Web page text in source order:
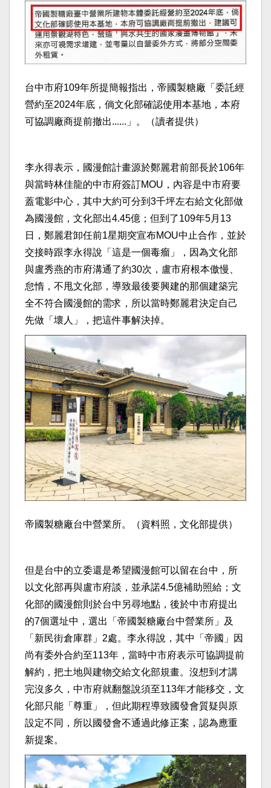
台中市府109年所提簡報指出，帝國製糖廠「委託經
營約至2024年底，倘文化部確認使用本基地，本府
可協調廠商提前撤出......」。（讀者提供）
李永得表示，國漫館計畫源於鄭麗君前部長於106年
與當時林佳龍的中市府簽訂MOU，內容是中市府要
蓋電影中心，其中大約可分到3千坪左右給文化部做
為國漫館，文化部出4.45億；但到了109年5月13
日，鄭麗君卸任前1星期突宣布MOU中止合作，並於
交接時跟李永得說「這是一個毒瘤」，因為文化部
與盧秀燕的市府溝通了約30次，盧市府根本傲慢、
怠惰，不甩文化部，導致最後要興建的那個建築完
全不符合國漫館的需求，所以當時鄭麗君決定自己
先做「壞人」，把這件事解決掉。
帝國製糖廠台中營業所。（資料照，文化部提供）
但是台中的立委還是希望國漫館可以留在台中，所
以文化部再與盧市府談，並承諾4.5億補助照給；文
化部的國漫館則於台中另尋地點，後於中市府提出
的7個選址中，選出「帝國製糖廠台中營業所」及
「新民街倉庫群」2處。李永得說，其中「帝國」因
尚有委外合約至113年，當時中市府表示可協調提前
解約，把土地與建物交給文化部規畫。沒想到才講
完沒多久，中市府就翻盤說須至113年才能移交，文
化部只能「尊重」，但此期程導致國發會質疑與原
設定不同，所以國發會不通過此修正案，認為應重
新提案。